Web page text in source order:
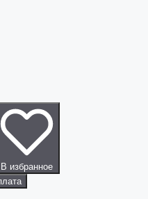
В избранное